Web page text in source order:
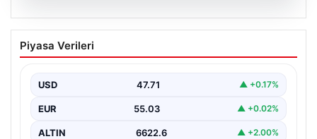
MGK’den 8 maddelik kritik bildiri: Dikkat
çeken ‘Terörsüz Bölge’ vurgusu
Piyasa Verileri
USD 47.71 ▲ +0.17%
EUR 55.03 ▲ +0.02%
ALTIN 6622.6 ▲ +2.00%